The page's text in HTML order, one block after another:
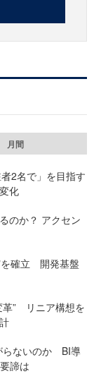
月間
2名で」を目指す
化
のか？ アクセン
を確立 開発基盤
革” リニア構想を
らないのか BI導
諦は